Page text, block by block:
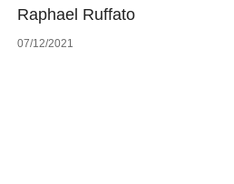
Raphael Ruffato
07/12/2021